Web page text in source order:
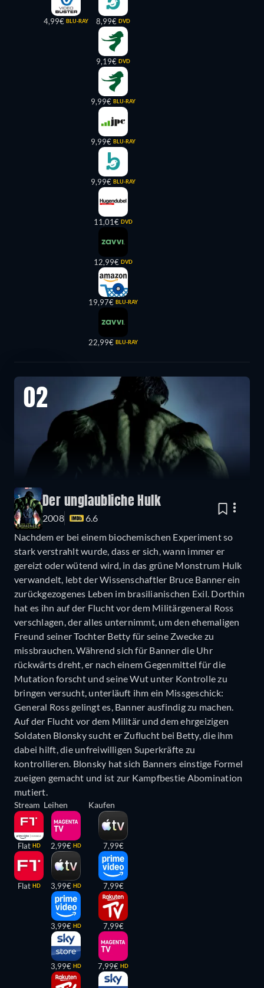
4,99€ BLU-RAY 8,99€ DVD
9,19€ DVD
9,99€ BLU-RAY
9,99€ BLU-RAY
9,99€ BLU-RAY
11,01€ DVD
12,99€ DVD
19,97€ BLU-RAY
22,99€ BLU-RAY
02
Der unglaubliche Hulk
2008
6.6
Nachdem er bei einem biochemischen Experiment so
stark verstrahlt wurde, dass er sich, wann immer er
gereizt oder wütend wird, in das grüne Monstrum Hulk
verwandelt, lebt der Wissenschaftler Bruce Banner ein
zurückgezogenes Leben im brasilianischen Exil. Dorthin
hat es ihn auf der Flucht vor dem Militärgeneral Ross
verschlagen, der alles unternimmt, um den ehemaligen
Freund seiner Tochter Betty für seine Zwecke zu
missbrauchen. Während sich für Banner die Uhr
rückwärts dreht, er nach einem Gegenmittel für die
Mutation forscht und seine Wut unter Kontrolle zu
bringen versucht, unterläuft ihm ein Missgeschick:
General Ross gelingt es, Banner ausfindig zu machen.
Auf der Flucht vor dem Militär und dem ehrgeizigen
Soldaten Blonsky sucht er Zuflucht bei Betty, die ihm
dabei hilft, die unfreiwilligen Superkräfte zu
kontrollieren. Blonsky hat sich Banners einstige Formel
zueigen gemacht und ist zur Kampfbestie Abomination
mutiert.
Stream
Flat HD
Flat HD
Leihen
2,99€ HD
3,99€ HD
3,99€ HD
3,99€ HD
Kaufen
7,99€
7,99€
7,99€
7,99€ HD